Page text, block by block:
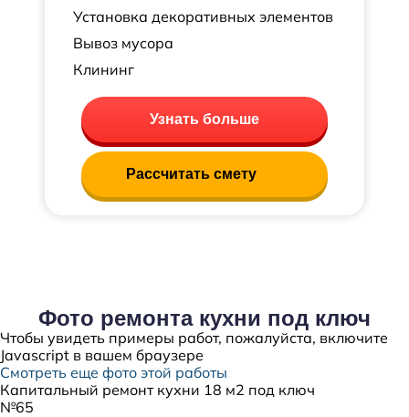
Установка декоративных элементов
Вывоз мусора
Клининг
Узнать больше
Рассчитать смету
Фото ремонта кухни под ключ
Чтобы увидеть примеры работ, пожалуйста, включите
Javascript в вашем браузере
Смотреть еще фото этой работы
Капитальный ремонт кухни 18 м2 под ключ
№65